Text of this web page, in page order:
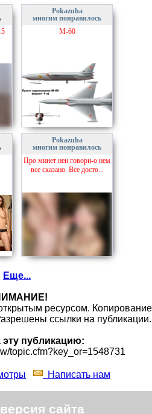
Pokazuha
многим понравилось
М-60
Pokazuha
многим понравилось
Про минет неи говори-о нем
все сказано. Все досто...
Еще...
ресурсом. Копирование
ссылки на публикации.
публикацию:
topic.cfm?key_or=1548731
Написать нам
сайта